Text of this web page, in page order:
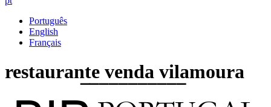
Português
English
Français
restaurante venda vilamoura